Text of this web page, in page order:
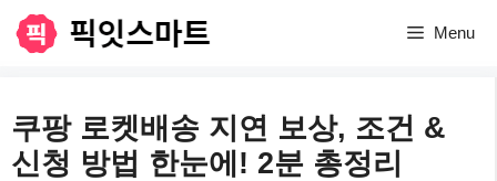
로
건
Menu
쿠팡 로켓배송 지연 보상, 조건 &
신청 방법 한눈에! 2분 총정리